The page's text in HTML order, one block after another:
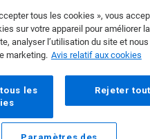
tous les cookies », vous
sur votre appareil pour améliorer la
analyser l’utilisation du site et
marketing. Avis relatif aux cookies
les
Rejeter tout
|Politique de
Modalités d'utilisation